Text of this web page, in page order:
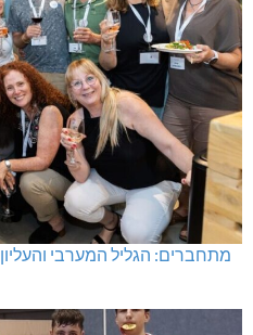
מתחברים: הגליל המערבי והעליון